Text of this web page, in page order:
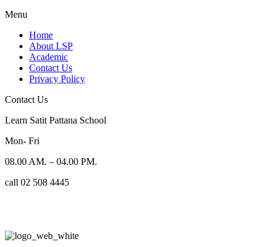
Menu
Home
About LSP
Academic
Contact Us
Privacy Policy
Contact Us
Learn Satit Pattana School
Mon- Fri
08.00 AM. – 04.00 PM.
call 02 508 4445